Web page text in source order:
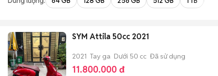
SYM Attila 50cc 2021
2021 Tay ga Dưới 50 cc Đã sử dụng
11.800.000 đ